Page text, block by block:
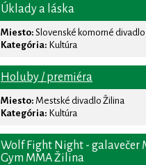
Úklady a láska
Miesto: Slovenské komorné
Kategória: Kultúra
Holuby / premiéra
Miesto: Mestské divadlo Žilina
Kategória: Kultúra
Wolf Fight Night - galavečer
Gym MMA Žilina